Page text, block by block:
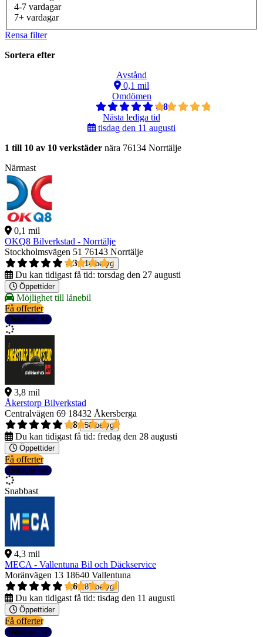
4-7 vardagar
7+ vardagar
Rensa filter
Sortera efter
Avstånd
0,1 mil
Omdömen
4,8
Nästa lediga tid
tisdag den 11 augusti
1 till 10 av 10 verkstäder nära 76134 Norrtälje
Närmast
0,1 mil
OKQ8 Bilverkstad - Norrtälje
Stockholmsvägen 51 76143 Norrtälje
4,3
14 betyg
Du kan tidigast få tid: torsdag den 27 augusti
Öppettider
Möjlighet till lånebil
Få offerter
Detaljer
3,8 mil
Åkerstorp Bilverkstad
Centralvägen 69 18432 Åkersberga
4,8
50 betyg
Du kan tidigast få tid: fredag den 28 augusti
Öppettider
Få offerter
Detaljer
Snabbast
4,3 mil
MECA - Vallentuna Bil och Däckservice
Moränvägen 13 18640 Vallentuna
4,6
87 betyg
Du kan tidigast få tid: tisdag den 11 augusti
Öppettider
Få offerter
Detaljer